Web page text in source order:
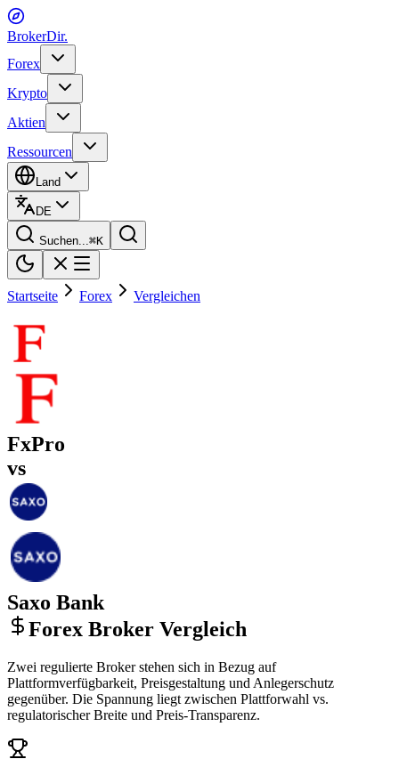
BrokerDir.
Forex
Krypto
Aktien
Ressourcen
Land
DE
Suchen...⌘K
Startseite Forex Vergleichen
FxPro
vs
Saxo Bank
Forex Broker Vergleich
Zwei regulierte Broker stehen sich in Bezug auf
Plattformverfügbarkeit, Preisgestaltung und Anlegerschutz
gegenüber. Die Spannung liegt zwischen Plattforwahl vs.
regulatorischer Breite und Preis-Transparenz.